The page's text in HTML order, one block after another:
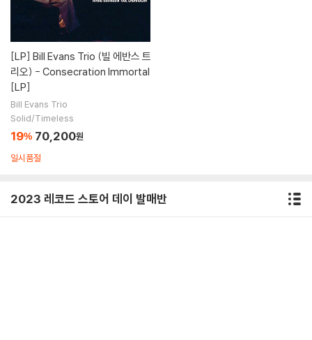
[LP] Bill Evans Trio (빌 에반스 트
리오) - Consecration Immortal
[LP]
Bill Evans Trio
Solid/Timeless
19% 70,200원
일시품절
2023 레코드 스토어 데이 발매반